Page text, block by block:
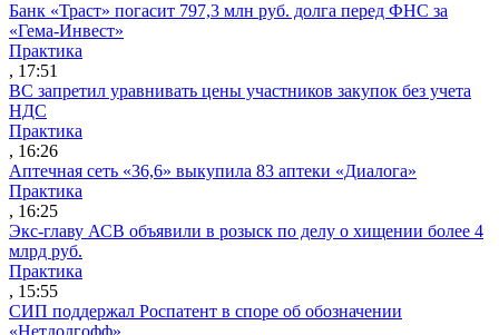
Банк «Траст» погасит 797,3 млн руб. долга перед ФНС за
«Гема-Инвест»
Практика
, 17:51
ВС запретил уравнивать цены участников закупок без учета
НДС
Практика
, 16:26
Аптечная сеть «36,6» выкупила 83 аптеки «Диалога»
Практика
, 16:25
Экс-главу АСВ объявили в розыск по делу о хищении более 4
млрд руб.
Практика
, 15:55
СИП поддержал Роспатент в споре об обозначении
«Нетдолгофф»